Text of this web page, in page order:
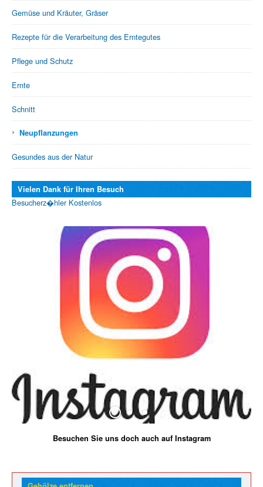
Gemüse und Kräuter, Gräser
Rezepte für die Verarbeitung des Erntegutes
Pflege und Schutz
Ernte
Schnitt
› Neupflanzungen
Gesundes aus der Natur
Vielen Dank für Ihren Besuch
Besucherz�hler Kostenlos
Besuchen Sie uns doch auch auf Instagram